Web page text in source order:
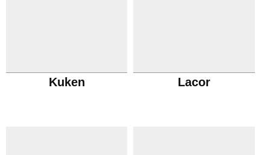
Kuken Lacor